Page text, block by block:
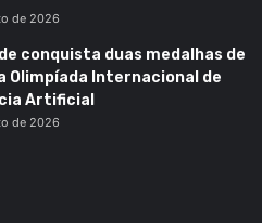
de 2026
conquista duas medalhas de
Olimpíada Internacional de
Artificial
de 2026